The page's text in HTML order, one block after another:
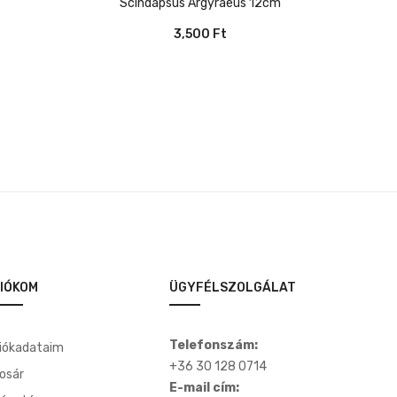
/ 5
Scindapsus Argyraeus 12cm
3,500 Ft
ÜGYFÉLSZOLGÁLAT
Telefonszám:
+36 30 128 0714
E-mail cím: